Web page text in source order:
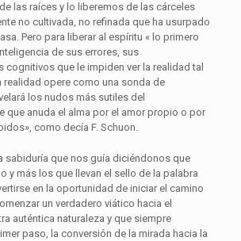
las raíces y lo liberemos de las cárceles
no cultivada, no refinada que ha usurpado
Pero para liberar al espíritu « lo primero
de sus errores, sus
que le impiden ver la realidad tal
realidad opere como una sonda de
los nudos más sutiles del
que anuda el alma por el amor propio o por
como decía F. Schuon.
sabiduría que nos guía diciéndonos que
y más los que llevan el sello de la palabra
en la oportunidad de iniciar el camino
un verdadero viático hacia el
auténtica naturaleza y que siempre
paso, la conversión de la mirada hacia la